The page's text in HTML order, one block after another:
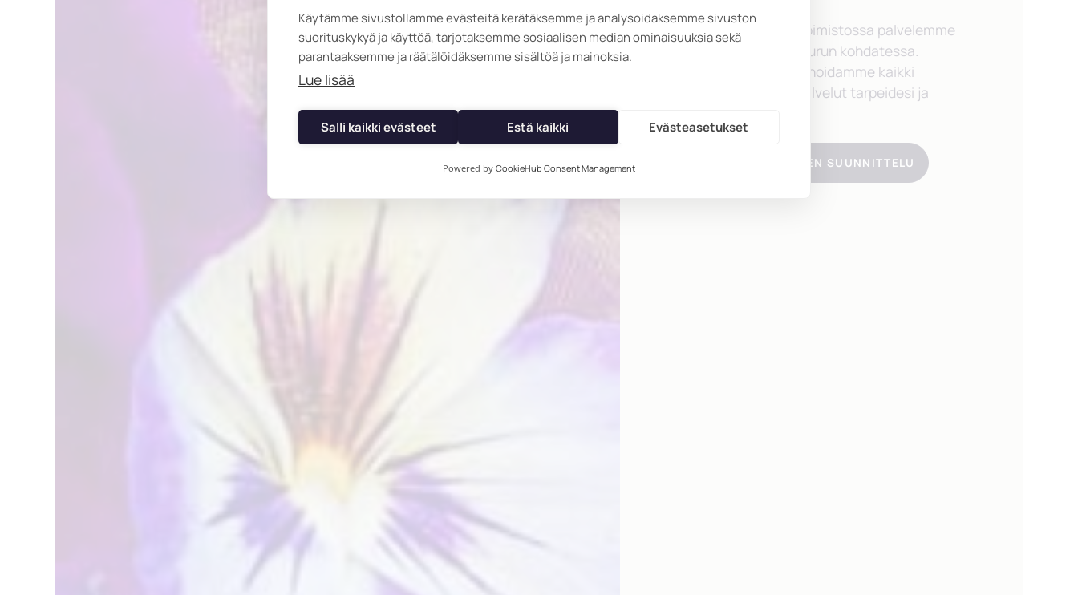
Käytämme sivustollamme evästeitä kerätäksemme ja analysoidaksemme sivuston
suorituskykyä ja käyttöä, tarjotaksemme sosiaalisen median ominaisuuksia sekä
parantaaksemme ja räätälöidäksemme sisältöä ja mainoksia.
Lue lisää
Salli kaikki evästeet Estä kaikki Evästeasetukset
Powered by CookieHub Consent Management
Tampereen Hautaustoimistossa palvelemme
sinua sydämellisesti surun kohdatessa.
Kuljemme rinnallasi ja hoidamme kaikki
hautajaisiin liittyvät palvelut tarpeidesi ja
ALOITA HAUTAJAISTEN SUUNNITTELU